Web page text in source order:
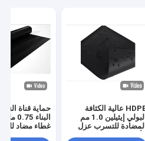
HDPE عالية الكثافة
البولي إيثيلين 1.0 مم
المضادة للتسرب عزل
حماية قناة
البناء
غطاء مضاد